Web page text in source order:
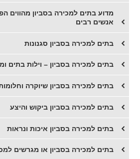
מדוע בתים למכירה בסביון מהווים
אנשים רבים
בתים למכירה בסביון סגנונות
בתים למכירה בסביון – וילות בתים
בתים למכירה בסביון שיוקרה
בתים למכירה בסביון ביקוש והיצע
בתים למכירה בסביון איכות ונראות
בתים למכירה בסביון או מגרשים